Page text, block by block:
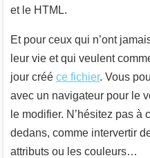
et le HTML.
Et pour ceux qui n’ont
leur vie et qui veulent
jour créé ce fichier. Vous
avec un navigateur pour le
le modifier. N’hésitez pas
dedans, comme intervertir
attributs ou les couleurs…